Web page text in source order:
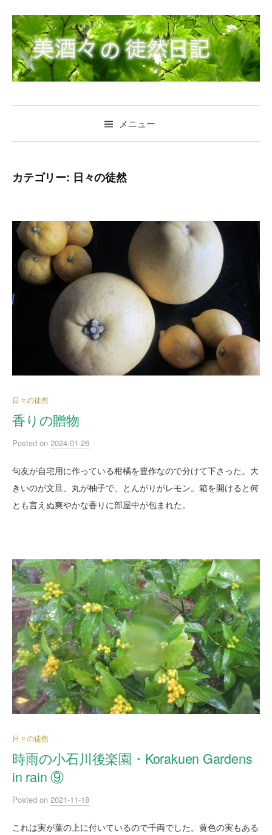
ン
テ
ン
ツ
ス
ッ
メニュー
カテゴリー: 日々の徒然
日々の徒然
香りの贈物
Posted on 2024-01-26
句友が自宅用に作っている柑橘を豊作なので分けて下さった。大
きいのが文旦、丸が柚子で、とんがりがレモン。箱を開けると何
とも言えぬ爽やかな香りに部屋中が包まれた。
日々の徒然
時雨の小石川後楽園・Korakuen Gardens
in rain ⑨
Posted on 2021-11-18
これは実が葉の上に付いているので千両でした。黄色の実もある